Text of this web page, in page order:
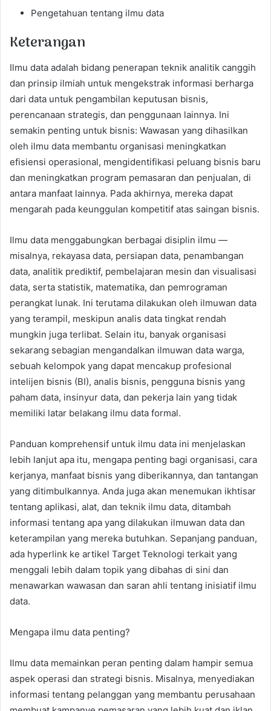
Pengetahuan tentang ilmu data
Keterangan
Ilmu data adalah bidang penerapan teknik analitik canggih
dan prinsip ilmiah untuk mengekstrak informasi berharga
dari data untuk pengambilan keputusan bisnis,
perencanaan strategis, dan penggunaan lainnya. Ini
semakin penting untuk bisnis: Wawasan yang dihasilkan
oleh ilmu data membantu organisasi meningkatkan
efisiensi operasional, mengidentifikasi peluang bisnis baru
dan meningkatkan program pemasaran dan penjualan, di
antara manfaat lainnya. Pada akhirnya, mereka dapat
mengarah pada keunggulan kompetitif atas saingan bisnis.
Ilmu data menggabungkan berbagai disiplin ilmu —
misalnya, rekayasa data, persiapan data, penambangan
data, analitik prediktif, pembelajaran mesin dan visualisasi
data, serta statistik, matematika, dan pemrograman
perangkat lunak. Ini terutama dilakukan oleh ilmuwan data
yang terampil, meskipun analis data tingkat rendah
mungkin juga terlibat. Selain itu, banyak organisasi
sekarang sebagian mengandalkan ilmuwan data warga,
sebuah kelompok yang dapat mencakup profesional
intelijen bisnis (BI), analis bisnis, pengguna bisnis yang
paham data, insinyur data, dan pekerja lain yang tidak
memiliki latar belakang ilmu data formal.
Panduan komprehensif untuk ilmu data ini menjelaskan
lebih lanjut apa itu, mengapa penting bagi organisasi, cara
kerjanya, manfaat bisnis yang diberikannya, dan tantangan
yang ditimbulkannya. Anda juga akan menemukan ikhtisar
tentang aplikasi, alat, dan teknik ilmu data, ditambah
informasi tentang apa yang dilakukan ilmuwan data dan
keterampilan yang mereka butuhkan. Sepanjang panduan,
ada hyperlink ke artikel Target Teknologi terkait yang
menggali lebih dalam topik yang dibahas di sini dan
menawarkan wawasan dan saran ahli tentang inisiatif ilmu
data.
Mengapa ilmu data penting?
Ilmu data memainkan peran penting dalam hampir semua
aspek operasi dan strategi bisnis. Misalnya, menyediakan
informasi tentang pelanggan yang membantu perusahaan